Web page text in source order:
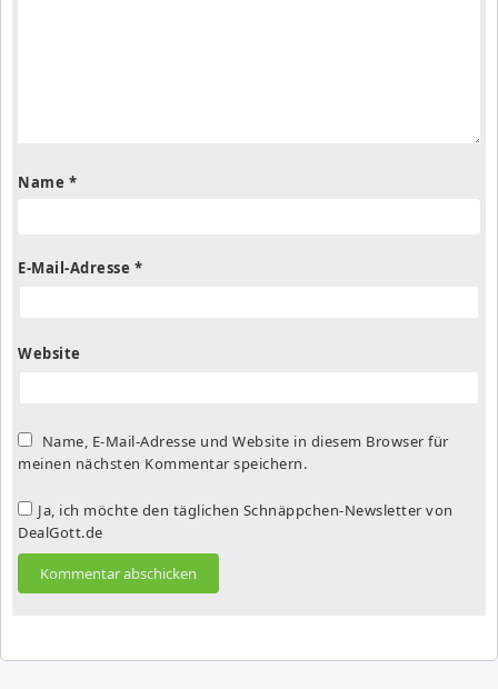
Name *
E-Mail-Adresse *
Website
Name, E-Mail-Adresse und Website in diesem Browser für
meinen nächsten Kommentar speichern.
Ja, ich möchte den täglichen Schnäppchen-Newsletter von
DealGott.de